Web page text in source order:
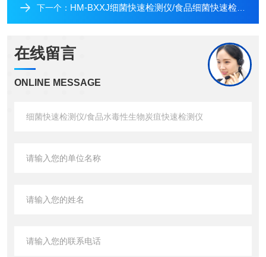
下一个： HM-BXXJ细菌快速检测仪/食品细菌快速检测/美国细菌检测价格
在线留言
ONLINE MESSAGE